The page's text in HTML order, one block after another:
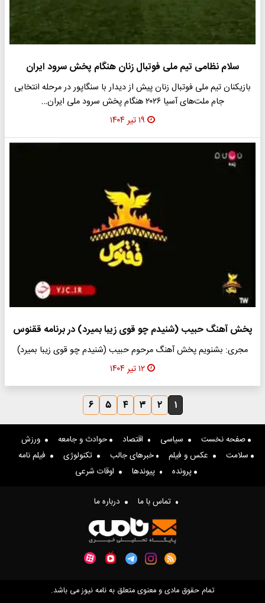
سلام نظامی تیم ملی فوتبال زنان هنگام پخش سرود ایران
بازیکنان تیم ملی فوتبال زنان پیش از دیدار با سنگاپور در مرحله انتخابی
جام ملت‌های آسیا ۲۰۲۶ هنگام پخش سرود ملی ایران…
۱۹ تیر ۱۴۰۴
پخش آهنگ حبیب (شنیدم چو قوی زیبا بمیرد) در برنامه ققنوس
مجری: بشنویم پخش آهنگ مرحوم حبیب (شنیدم چو قوی زیبا بمیرد)
۱۲ تیر ۱۴۰۴
۱ ۲ ۳ ۴ ۵ ۶
صفحه نخست سیاسی اقتصاد حوادث و جامعه
ورزش
سلامت
عکس و فیلم خبرهای جالب تکنولوژی
فیلم نامه
پرونده
پیوندها اوقات شرعی
تماس با ما درباره ما
تمام حقوق مادی و معنوی متعلق به نامه نیوز می باشد.